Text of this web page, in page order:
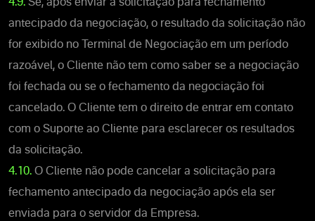
4.9. Se, após enviar a solicitação para fechamento
antecipado da negociação, o resultado da solicitação não
for exibido no Terminal de Negociação em um período
razoável, o Cliente não tem como saber se a negociação
foi fechada ou se o fechamento da negociação foi
cancelado. O Cliente tem o direito de entrar em contato
com o Suporte ao Cliente para esclarecer os resultados
da solicitação.
4.10. O Cliente não pode cancelar a solicitação para
fechamento antecipado da negociação após ela ser
enviada para o servidor da Empresa.